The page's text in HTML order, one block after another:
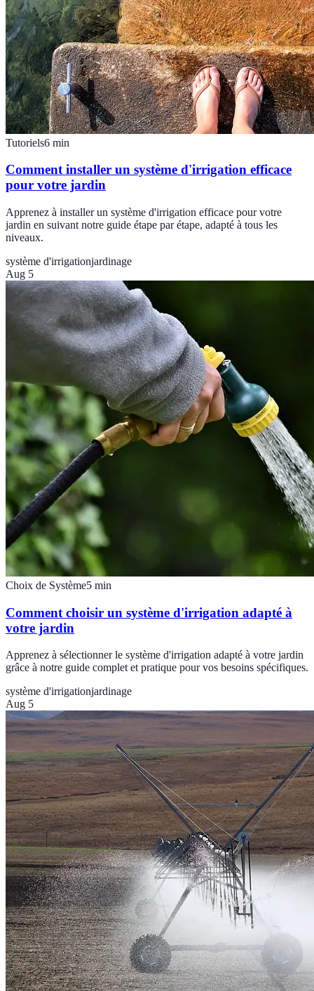
Tutoriels6 min
Comment installer un système d'irrigation efficace
pour votre jardin
Apprenez à installer un système d'irrigation efficace pour votre
jardin en suivant notre guide étape par étape, adapté à tous les
niveaux.
système d'irrigationjardinage
Aug 5
Choix de Système5 min
Comment choisir un système d'irrigation adapté à
votre jardin
Apprenez à sélectionner le système d'irrigation adapté à votre jardin
grâce à notre guide complet et pratique pour vos besoins spécifiques.
système d'irrigationjardinage
Aug 5